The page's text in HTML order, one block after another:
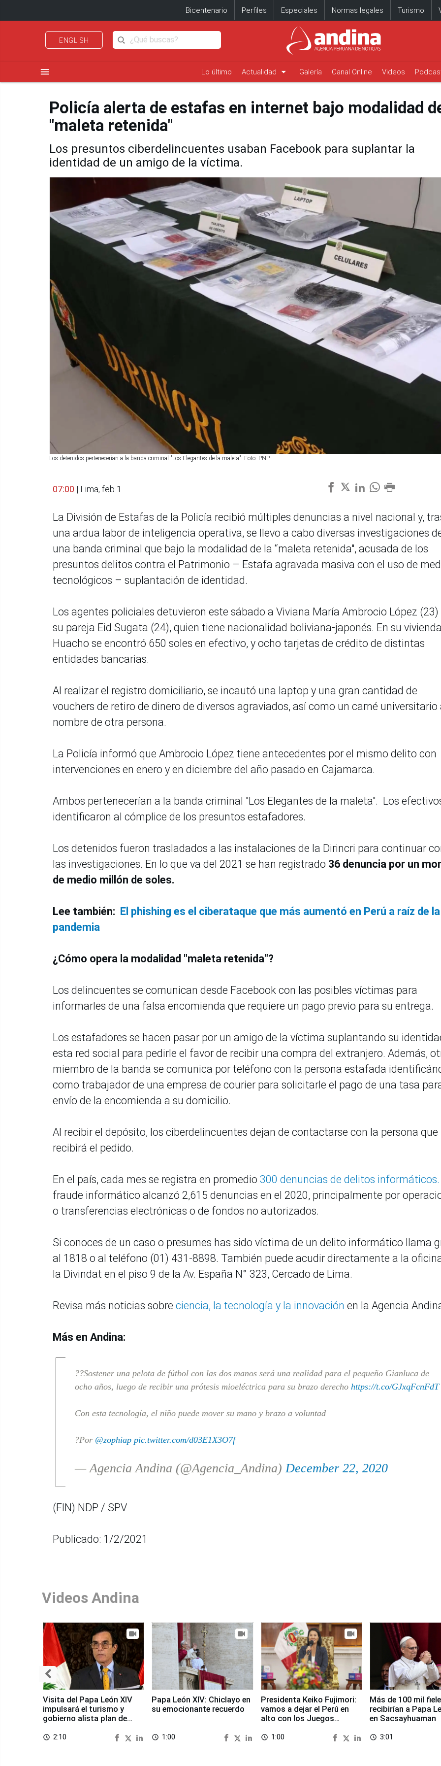
Bicentenario Perfiles Especiales Normas legales Turismo
ENGLISH
menu Lo último Actualidad arrow_drop_down Galería Canal Online Videos
Policía alerta de estafas en internet bajo modalidad
"maleta retenida"
Los presuntos ciberdelincuentes usaban Facebook para suplantar la
identidad de un amigo de la víctima.
Los detenidos pertenecerían a la banda criminal "Los Elegantes de la maleta". Foto: PNP
07:00 | Lima, feb 1.
La División de Estafas de la Policía recibió múltiples denuncias a nivel nacional y,
una ardua labor de inteligencia operativa, se llevo a cabo diversas investigaciones
una banda criminal que bajo la modalidad de la “maleta retenida", acusada de los
presuntos delitos contra el Patrimonio – Estafa agravada masiva con el uso de
tecnológicos – suplantación de identidad.
Los agentes policiales detuvieron este sábado a Viviana María Ambrocio López (23)
su pareja Eid Sugata (24), quien tiene nacionalidad boliviana-japonés. En su
Huacho se encontró 650 soles en efectivo, y ocho tarjetas de crédito de distintas
entidades bancarias.
Al realizar el registro domiciliario, se incautó una laptop y una gran cantidad de
vouchers de retiro de dinero de diversos agraviados, así como un carné universitario
nombre de otra persona.
La Policía informó que Ambrocio López tiene antecedentes por el mismo delito con
intervenciones en enero y en diciembre del año pasado en Cajamarca.
Ambos pertenecerían a la banda criminal "Los Elegantes de la maleta". Los
identificaron al cómplice de los presuntos estafadores.
Los detenidos fueron trasladados a las instalaciones de la Dirincri para continuar
las investigaciones. En lo que va del 2021 se han registrado 36 denuncia por un
de medio millón de soles.
Lee también: El phishing es el ciberataque que más aumentó en Perú a raíz de la
pandemia
¿Cómo opera la modalidad "maleta retenida"?
Los delincuentes se comunican desde Facebook con las posibles víctimas para
informarles de una falsa encomienda que requiere un pago previo para su entrega.
Los estafadores se hacen pasar por un amigo de la víctima suplantando su
esta red social para pedirle el favor de recibir una compra del extranjero. Además,
miembro de la banda se comunica por teléfono con la persona estafada
como trabajador de una empresa de courier para solicitarle el pago de una tasa
envío de la encomienda a su domicilio.
Al recibir el depósito, los ciberdelincuentes dejan de contactarse con la persona que
recibirá el pedido.
En el país, cada mes se registra en promedio 300 denuncias de delitos informáticos.
fraude informático alcanzó 2,615 denuncias en el 2020, principalmente por
o transferencias electrónicas o de fondos no autorizados.
Si conoces de un caso o presumes has sido víctima de un delito informático llama
al 1818 o al teléfono (01) 431-8898. También puede acudir directamente a la
la Divindat en el piso 9 de la Av. España N° 323, Cercado de Lima.
Revisa más noticias sobre ciencia, la tecnología y la innovación en la Agencia
Más en Andina:
??Sostener una pelota de fútbol con las dos manos será una realidad para el pequeño Gianluca de
ocho años, luego de recibir una prótesis mioeléctrica para su brazo derecho https://t.co/GJxqFcnFdT
Con esta tecnología, el niño puede mover su mano y brazo a voluntad
?Por @zophiap pic.twitter.com/d03E1X3O7f
— Agencia Andina (@Agencia_Andina)December 22, 2020
(FIN) NDP / SPV
Publicado: 1/2/2021
Videos Andina
Visita del Papa León XIV
impulsará el turismo y
gobierno alista plan de
access_time 2:10
Papa León XIV: Chiclayo en
su emocionante recuerdo
access_time 1:00
Presidenta Keiko Fujimori:
vamos a dejar el Perú en
alto con los Juegos
access_time 1:00
Más de 100 mil
recibirían a Papa
en Sacsayhuaman
access_time 3:01